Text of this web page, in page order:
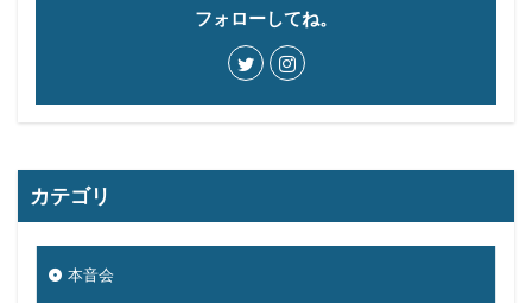
フォローしてね。
カテゴリ
本音会